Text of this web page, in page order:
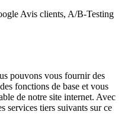
Avis clients, A/B-Testing
pouvons vous fournir des
fonctions de base et vous
de notre site internet. Avec
services tiers suivants sur ce